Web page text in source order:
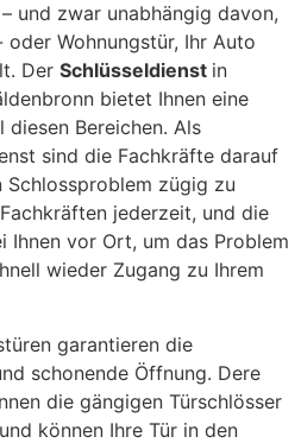
und zwar unabhängig davon,
Wohnungstür, Ihr Auto
Der Schlüsseldienst in
bietet Ihnen eine
Bereichen. Als
sind die Fachkräfte darauf
zügig zu
jederzeit, und die
Ihnen vor Ort, um das Problem
wieder Zugang zu Ihrem
garantieren die
schonende Öffnung. Dere
die gängigen Türschlösser
können Ihre Tür in den